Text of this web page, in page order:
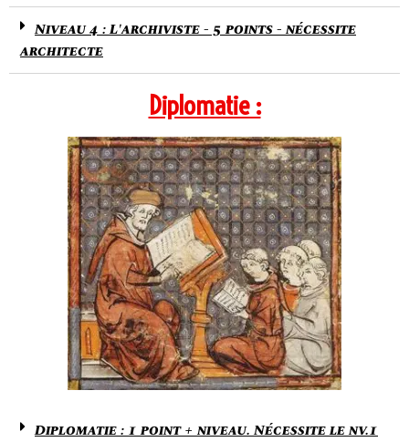
Niveau 4 : L'archiviste - 5 points - nécessite
architecte
Diplomatie :
Diplomatie : 1 point + niveau. Nécessite le nv.1